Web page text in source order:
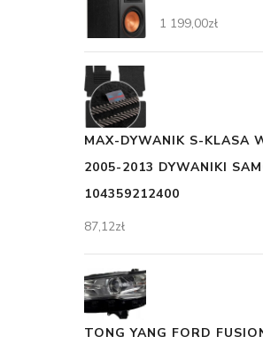
1 199,00zł
MAX-DYWANIK S-KLASA
2005-2013 DYWANIKI
104359212400
87,12zł
TONG YANG FORD